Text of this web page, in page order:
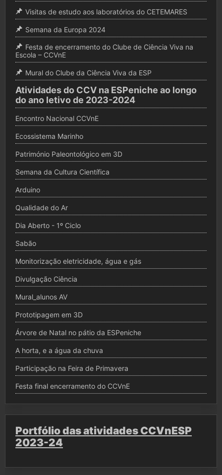
Visitas de estudo aos laboratórios do CETEMARES
Semana da Europa 2024
Festa de encerramento do Clube de Ciência Viva na
Escola – CCVnE
Mural do Clube da Ciência Viva da ESP
Atividades do CCV na ESPeniche ao longo
do ano letivo de 2023-2024
Encontro Nacional CCVnE
Ecossistema Marinho
Património Paleontológico em 3D
Semana da Cultura Científica
Arduino
Qualidade do Ar
Dia Aberto - 1º Ciclo
Sabão
Monitorização eletricidade, água e gás
Divulgação Ciência
Mural_alunos AV
Prototipagem em 3D
Árvore de Natal no pátio da ESPeniche
A horta, e a água da chuva
Participação na Feira de Primavera
Festa final encerramento do CCVnE
Portfólio das atividades CCVnESP
2023-24